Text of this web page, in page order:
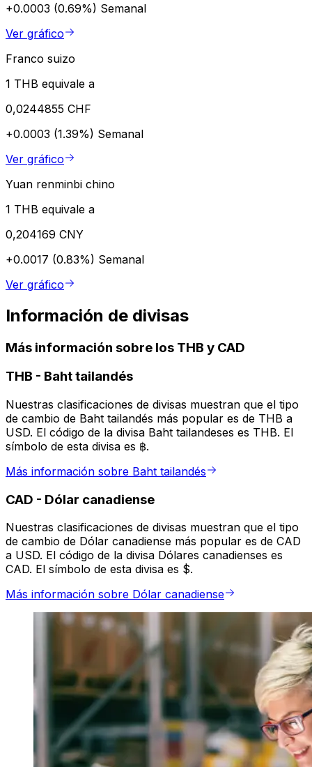
+0.0003 (0.69%) Semanal
Ver gráfico
Franco suizo
1 THB equivale a
0,0244855 CHF
+0.0003 (1.39%) Semanal
Ver gráfico
Yuan renminbi chino
1 THB equivale a
0,204169 CNY
+0.0017 (0.83%) Semanal
Ver gráfico
Información de divisas
Más información sobre los THB y CAD
THB - Baht tailandés
Nuestras clasificaciones de divisas muestran que el tipo
de cambio de Baht tailandés más popular es de THB a
USD. El código de la divisa Baht tailandeses es THB. El
símbolo de esta divisa es ฿.
Más información sobre Baht tailandés
CAD - Dólar canadiense
Nuestras clasificaciones de divisas muestran que el tipo
de cambio de Dólar canadiense más popular es de CAD
a USD. El código de la divisa Dólares canadienses es
CAD. El símbolo de esta divisa es $.
Más información sobre Dólar canadiense